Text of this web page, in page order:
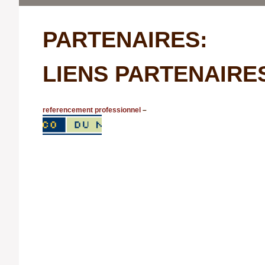
PARTENAIRES:
LIENS
referencement professionnel –